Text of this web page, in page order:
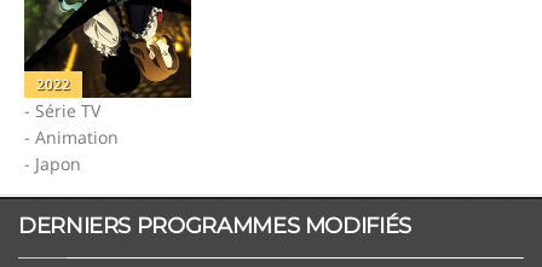
2022
- Série TV
- Animation
- Japon
DERNIERS PROGRAMMES MODIFIÉS